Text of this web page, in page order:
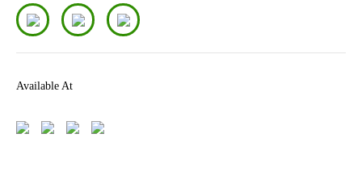
Available At